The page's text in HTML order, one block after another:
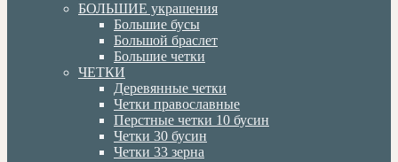
БОЛЬШИЕ украшения
Большие бусы
Большой браслет
Большие четки
ЧЕТКИ
Деревянные четки
Четки православные
Перстные четки 10 бусин
Четки 30 бусин
Четки 33 зерна